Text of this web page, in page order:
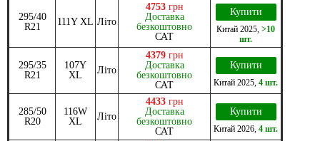
295/40
R21
111Y XL Літо
4753 грн
Доставка
безкоштовно
САТ
Купити
Китай 2025 >10
шт.
295/35
R21
107Y
XL
Літо
4379 грн
Доставка
безкоштовно
САТ
Купити
Китай 2025 4 шт.
285/50
R20
116W
XL
Літо
4433 грн
Доставка
безкоштовно
САТ
Купити
Китай 2026 4 шт.